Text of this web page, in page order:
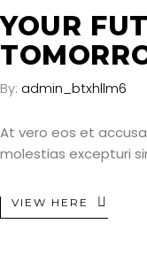
YOUR
By: admin_btxhllm6
At vero eos et
molestias excepturi
VIEW HERE